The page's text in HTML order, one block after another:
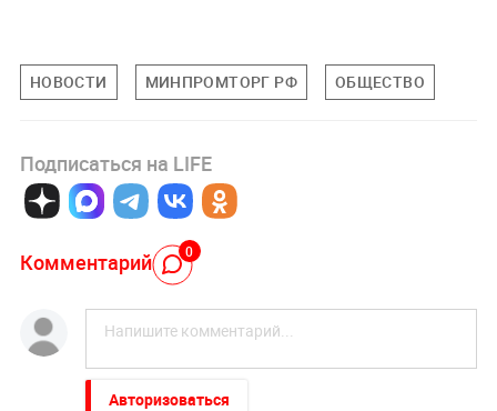
НОВОСТИ МИНПРОМТОРГ РФ ОБЩЕСТВО
Подписаться на LIFE
Комментарий 0
Авторизоваться